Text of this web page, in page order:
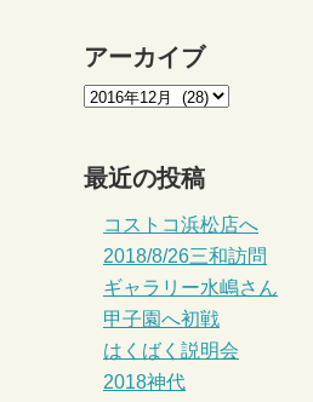
アーカイブ
最近の投稿
コストコ浜松店へ
2018/8/26三和訪問
ギャラリー水嶋さん
甲子園へ初戦
はくばく説明会
2018神代